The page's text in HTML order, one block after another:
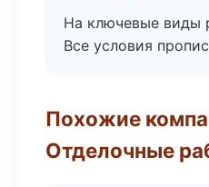
На ключевые виды
Все условия
Похожие
Отделочные